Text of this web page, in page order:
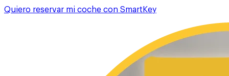
Quiero reservar mi coche con SmartKey